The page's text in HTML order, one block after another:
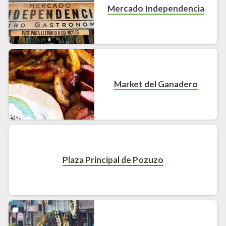
Mercado Independencia
Market del Ganadero
Plaza Principal de Pozuzo